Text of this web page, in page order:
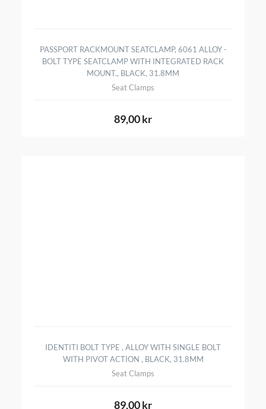
PASSPORT RACKMOUNT SEATCLAMP, 6061 ALLOY -
BOLT TYPE SEATCLAMP WITH INTEGRATED RACK
MOUNT., BLACK, 31.8MM
Seat Clamps
89,00 kr
IDENTITI BOLT TYPE , ALLOY WITH SINGLE BOLT
WITH PIVOT ACTION , BLACK, 31.8MM
Seat Clamps
89,00 kr